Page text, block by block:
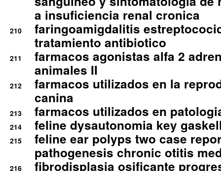
a insuficiencia renal cronica
210
faringoamigdalitis
tratamiento antibiotico
211
farmacos agonistas alfa 2
animales II
212
farmacos utilizados en la
canina
213 farmacos utilizados en
214 feline dysautonomia key
215
feline ear polyps two case
pathogenesis chronic otitis
216 fibrodisplasia osificante